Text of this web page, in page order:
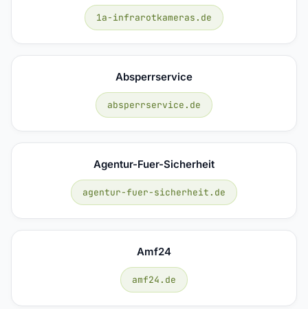
1a-infrarotkameras.de
Absperrservice
absperrservice.de
Agentur-Fuer-Sicherheit
agentur-fuer-sicherheit.de
Amf24
amf24.de